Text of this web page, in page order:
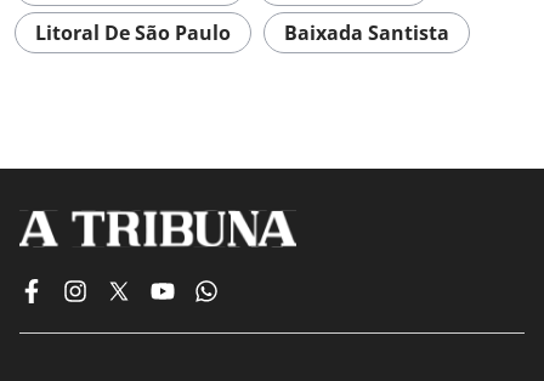
Litoral De São Paulo
Baixada Santista